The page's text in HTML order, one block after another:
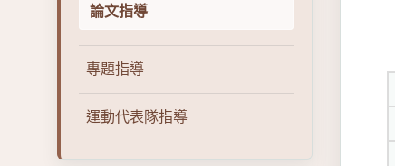
論文指導
專題指導
運動代表隊指導